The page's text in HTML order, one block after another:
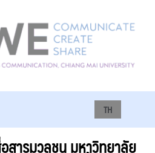
TH
สารมวลชน มหาวิทยาลัย